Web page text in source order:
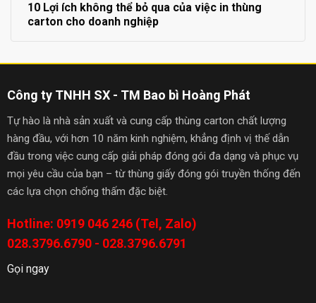
10 Lợi ích không thể bỏ qua của việc in thùng
carton cho doanh nghiệp
Công ty TNHH SX - TM Bao bì Hoàng Phát
Tự hào là nhà sản xuất và cung cấp thùng carton chất lượng
hàng đầu, với hơn 10 năm kinh nghiệm, khẳng định vị thế dẫn
đầu trong việc cung cấp giải pháp đóng gói đa dạng và phục vụ
mọi yêu cầu của bạn – từ thùng giấy đóng gói truyền thống đến
các lựa chọn chống thấm đặc biệt.
Hotline: 0919 046 246 (Tel, Zalo)
028.3796.6790 - 028.3796.6791
Gọi ngay